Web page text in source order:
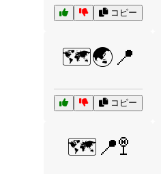
コピー
🗺️🌏📍
コピー
🗺️📍🚏